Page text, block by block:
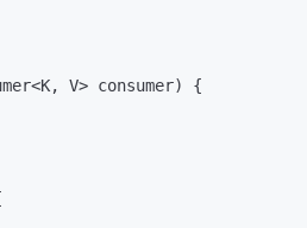
V> consumer) {